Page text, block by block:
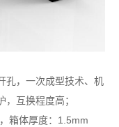
孔，一次成型技术、机
互换程度高；
，箱体厚度：1.5mm